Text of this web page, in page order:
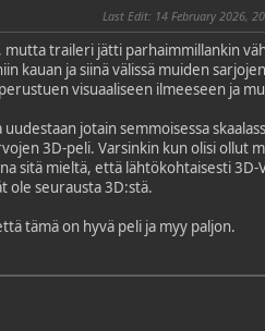
Last Edit: 14 February 2026,
mutta traileri jätti parhaimmillankin
kauan ja siinä välissä muiden sarjojen
visuaaliseen ilmeeseen ja
jotain semmoisessa
3D-peli. Varsinkin kun olisi ollut
sitä mieltä, että lähtökohtaisesti 3D-
ole seurausta 3D:stä.
tämä on hyvä peli ja myy paljon.